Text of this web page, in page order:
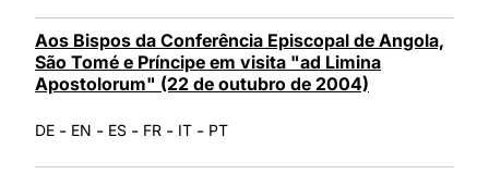
Aos Bispos da Conferência Episcopal de Angola,
São Tomé e Príncipe em visita "ad Limina
Apostolorum" (22 de outubro de 2004)
DE - EN - ES - FR - IT - PT